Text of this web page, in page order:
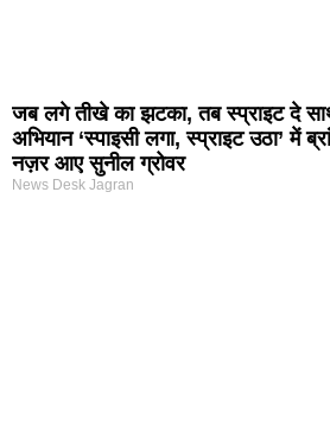
जब लगे तीखे का झटका, तब स्प्राइट दे
अभियान ‘स्पाइसी लगा, स्प्राइट उठा’ में
नज़र आए सुनील ग्रोवर
News Desk Jagran